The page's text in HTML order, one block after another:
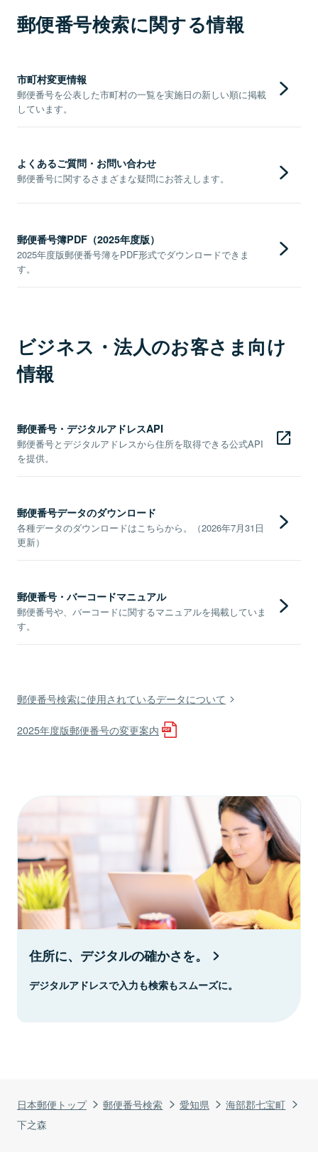
日本郵便トップ 郵便番号検索 愛知県
海部郡七宝町
下之森
郵便番号検索に関する情報
市町村変更情報
郵便番号を公表した市町村の一覧を実施日の新しい順に掲載
しています。
よくあるご質問・お問い合わせ
郵便番号に関するさまざまな疑問にお答えします。
郵便番号簿PDF（2025年度版）
2025年度版郵便番号簿をPDF形式でダウンロードできま
す。
ビジネス・法人のお客さま向け
情報
郵便番号・デジタルアドレスAPI
郵便番号とデジタルアドレスから住所を取得できる公式API
を提供。
郵便番号データのダウンロード
各種データのダウンロードはこちらから。（2026年7月31日
更新）
郵便番号・バーコードマニュアル
郵便番号や、バーコードに関するマニュアルを掲載していま
す。
郵便番号検索に使用されているデータについて
2025年度版郵便番号の変更案内
住所に、デジタルの確かさを。
デジタルアドレスで入力も検索もスムーズに。